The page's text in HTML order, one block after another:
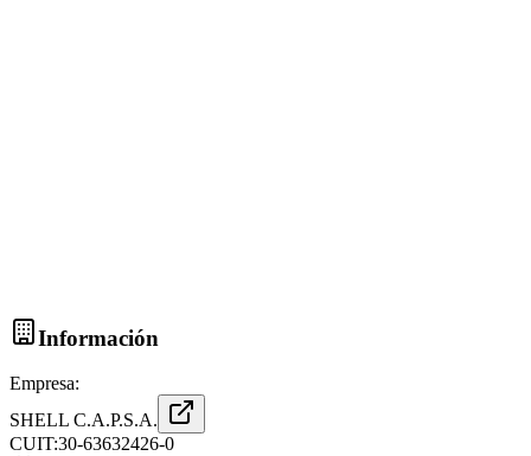
Información
Empresa:
SHELL C.A.P.S.A.
CUIT:30-63632426-0